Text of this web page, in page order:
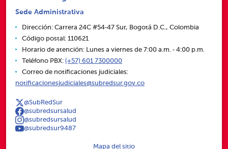
Sede Administrativa
Dirección: Carrera 24C #54‑47 Sur, Bogotá D.C., Colombia
Código postal: 110621
Horario de atención: Lunes a viernes de 7:00 a.m. ‑ 4:00 p.m.
Teléfono PBX: (+57) 601 7300000
Correo de notificaciones judiciales:
notificacionesjudiciales@subredsur.gov.co
@SubRedSur
@subredsursalud
@subredsursalud
@subredsur9487
Mapa del sitio